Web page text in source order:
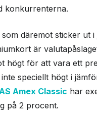
konkurrenterna.
däremot sticker ut
är
högt för att vara ett
speciellt högt i
Amex Classic har
på 2 procent.